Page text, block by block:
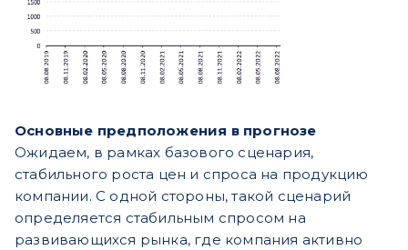
Основные предположения в прогнозе
Ожидаем, в рамках базового сценария,
стабильного роста цен и спроса на продукцию
компании. С одной стороны, такой сценарий
определяется стабильным спросом на
развивающихся рынка, где компания активно